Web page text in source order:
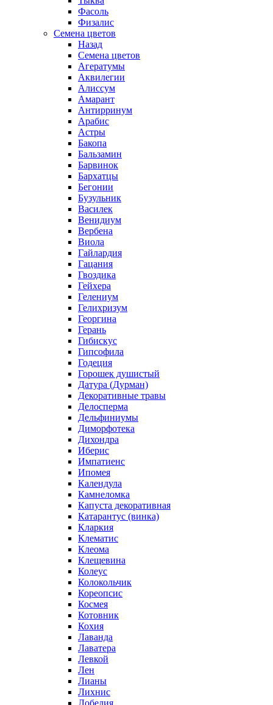
Фасоль
Физалис
Семена цветов
Назад
Семена цветов
Агератумы
Аквилегии
Алиссум
Амарант
Антирринум
Арабис
Астры
Бакопа
Бальзамин
Барвинок
Бархатцы
Бегонии
Бузульник
Василек
Венидиум
Вербена
Виола
Гайлардия
Гацания
Гвоздика
Гейхера
Гелениум
Гелихризум
Георгина
Герань
Гибискус
Гипсофила
Годеция
Горошек душистый
Датура (Дурман)
Декоративные травы
Делосперма
Дельфиниумы
Диморфотека
Дихондра
Иберис
Импатиенс
Ипомея
Календула
Камнеломка
Капуста декоративная
Катарантус (винка)
Кларкия
Клематис
Клеома
Клещевина
Колеус
Колокольчик
Кореопсис
Космея
Котовник
Кохия
Лаванда
Лаватера
Левкой
Лен
Лианы
Лихнис
Лобелия